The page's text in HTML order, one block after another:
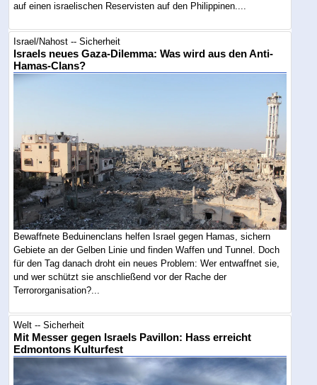
auf einen israelischen Reservisten auf den Philippinen....
Israel/Nahost -- Sicherheit
Israels neues Gaza-Dilemma: Was wird aus den Anti-
Hamas-Clans?
Bewaffnete Beduinenclans helfen Israel gegen Hamas, sichern
Gebiete an der Gelben Linie und finden Waffen und Tunnel. Doch
für den Tag danach droht ein neues Problem: Wer entwaffnet sie,
und wer schützt sie anschließend vor der Rache der
Terrororganisation?...
Welt -- Sicherheit
Mit Messer gegen Israels Pavillon: Hass erreicht
Edmontons Kulturfest